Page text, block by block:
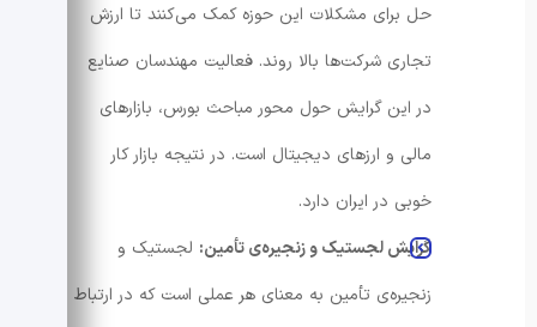
حل برای مشکلات این حوزه کمک می‌کنند تا ارزش
تجاری شرکت‌ها بالا روند. فعالیت مهندسان صنایع
در این گرایش حول محور مباحث بورس، بازارهای
مالی و ارزهای دیجیتال است. در نتیجه بازار کار
خوبی در ایران دارد.
گرایش لجستیک و زنجیره‌ی تأمین: لجستیک و
زنجیره‌ی تأمین به معنای هر عملی است که در ارتباط